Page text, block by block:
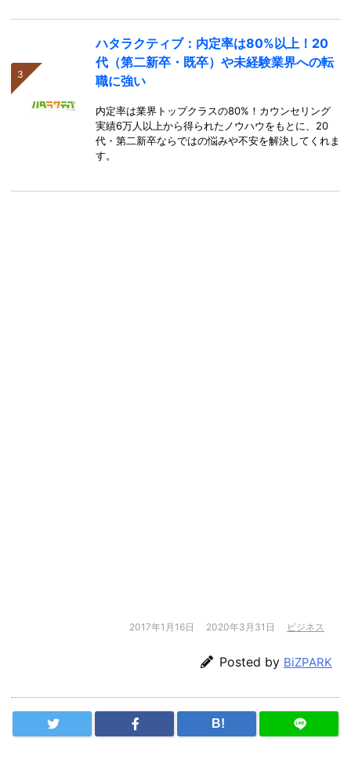
ハタラクティブ：内定率は80%以上！20
代（第二新卒・既卒）や未経験業界への転
職に強い
内定率は業界トップクラスの80%！カウンセリング
実績6万人以上から得られたノウハウをもとに、20
代・第二新卒ならではの悩みや不安を解決してくれま
す。
2017年1月16日 2020年3月31日 ビジネス
Posted by BiZPARK
B!